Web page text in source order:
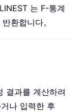
는 F-통계
환합니다。
결과를 계산하려
나 입력한 후